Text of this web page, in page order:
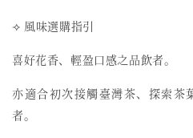
⟢ 風味選購指引
喜好花香、輕盈口感之品飲者。
亦適合初次接觸臺灣茶、探索茶
者。